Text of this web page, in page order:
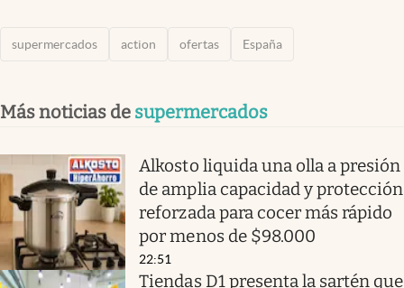
supermercados action ofertas España
Más noticias de supermercados
Alkosto liquida una olla a presión
de amplia capacidad y protección
reforzada para cocer más rápido
por menos de $98.000
22:51
Tiendas D1 presenta la sartén que